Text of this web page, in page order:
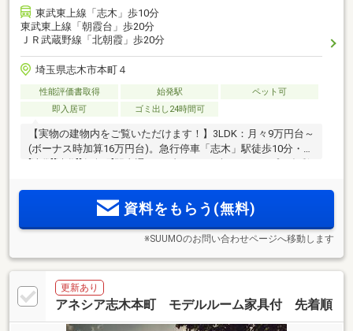
東武東上線「志木」歩10分
東武東上線「朝霞台」歩20分
ＪＲ武蔵野線「北朝霞」歩20分
埼玉県志木市本町４
性能評価書取得 始発駅
ペット可
即入居可
ゴミ出し24時間可
【実物の建物内をご覧いただけます！】3LDK：月々9万円台～
(ボーナス時加算16万円台)。急行停車「志木」駅徒歩10分・
快適な住まいと省エネ性を両立
資料をもらう(無料)
※SUUMOのお問い合わせページへ移動します
更新あり
アネシア志木本町 モデルルーム家具付 先着順